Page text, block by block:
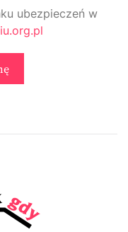
ubezpieczeń w